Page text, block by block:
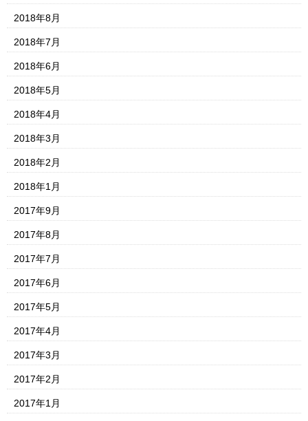
2018年8月
2018年7月
2018年6月
2018年5月
2018年4月
2018年3月
2018年2月
2018年1月
2017年9月
2017年8月
2017年7月
2017年6月
2017年5月
2017年4月
2017年3月
2017年2月
2017年1月